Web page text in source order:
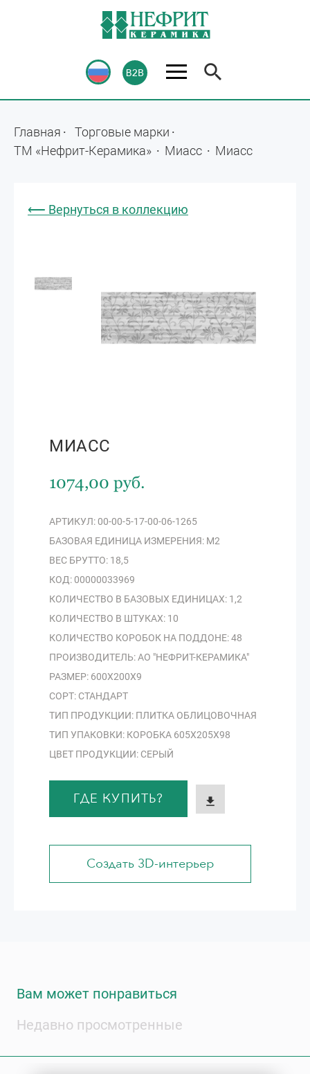
Главная
Торговые марки
ТМ «Нефрит-Керамика»
Миасс Миасс
⟵ Вернуться в коллекцию
МИАСС
1074,00 руб.
АРТИКУЛ: 00-00-5-17-00-06-1265
БАЗОВАЯ ЕДИНИЦА ИЗМЕРЕНИЯ: М2
ВЕС БРУТТО: 18,5
КОД: 00000033969
КОЛИЧЕСТВО В БАЗОВЫХ ЕДИНИЦАХ: 1,2
КОЛИЧЕСТВО В ШТУКАХ: 10
КОЛИЧЕСТВО КОРОБОК НА ПОДДОНЕ: 48
ПРОИЗВОДИТЕЛЬ: АО "НЕФРИТ-КЕРАМИКА"
РАЗМЕР: 600Х200Х9
СОРТ: СТАНДАРТ
ТИП ПРОДУКЦИИ: ПЛИТКА ОБЛИЦОВОЧНАЯ
ТИП УПАКОВКИ: КОРОБКА 605Х205Х98
ЦВЕТ ПРОДУКЦИИ: СЕРЫЙ
ГДЕ КУПИТЬ?
Создать 3D-интерьер
Вам может понравиться
Недавно просмотренные